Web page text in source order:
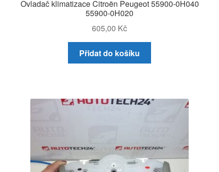
Ovladač klimatizace Citroën Peugeot 55900-0H040
55900-0H020
605,00 Kč
Přidat do košíku